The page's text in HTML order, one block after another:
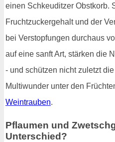
einen Schkeuditzer Obstkorb.
Fruchtzuckergehalt und der
bei Verstopfungen durchaus
auf eine sanft Art, stärken die
- und schützen nicht zuletzt
Multiwunder unter den
Weintrauben.
Pflaumen und
Unterschied?